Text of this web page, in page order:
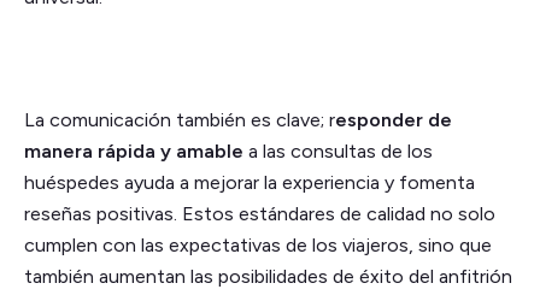
La comunicación también es clave; responder de
manera rápida y amable a las consultas de los
huéspedes ayuda a mejorar la experiencia y fomenta
reseñas positivas. Estos estándares de calidad no solo
cumplen con las expectativas de los viajeros, sino que
también aumentan las posibilidades de éxito del anfitrión